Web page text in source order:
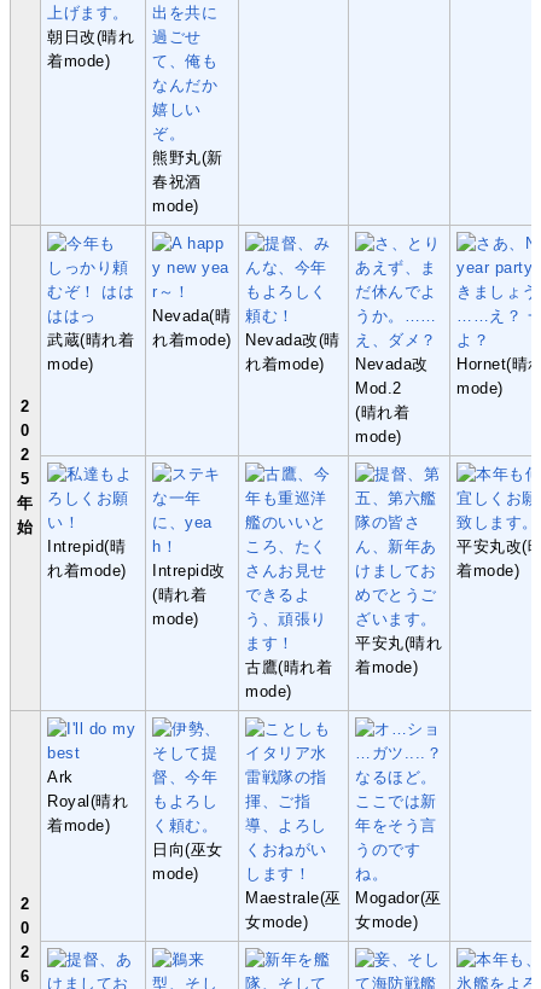
朝日改(晴れ
着mode)
熊野丸(新
春祝酒
mode)
2
0
2
5
年
始
武蔵(晴れ着
mode)
Nevada(晴
れ着mode)
Nevada改(晴
れ着mode)
Nevada改
Mod.2
(晴れ着
mode)
Hornet(晴
mode)
Intrepid(晴
れ着mode)
Intrepid改
(晴れ着
mode)
古鷹(晴れ着
mode)
平安丸(晴れ
着mode)
平安丸改(
着mode)
2
0
2
6
Ark
Royal(晴れ
着mode)
日向(巫女
mode)
Maestrale(巫
女mode)
Mogador(巫
女mode)